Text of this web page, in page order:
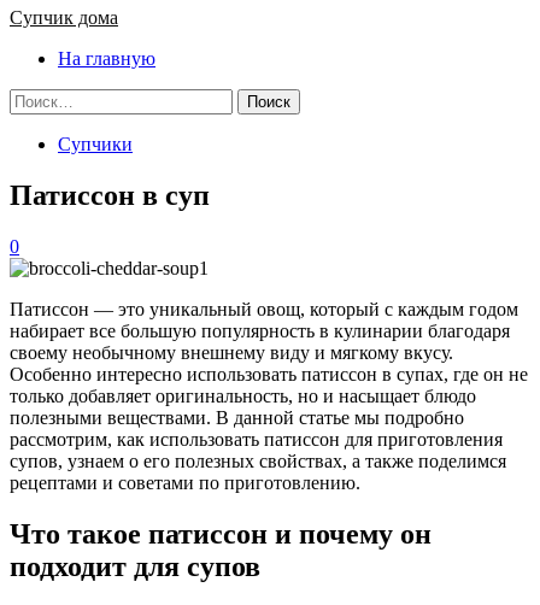
Основное
Супчик дома
На главную
Найти:
Супчики
Патиссон в суп
0
Патиссон — это уникальный овощ, который с каждым годом
набирает все большую популярность в кулинарии благодаря
своему необычному внешнему виду и мягкому вкусу.
Особенно интересно использовать патиссон в супах, где он не
только добавляет оригинальность, но и насыщает блюдо
полезными веществами. В данной статье мы подробно
рассмотрим, как использовать патиссон для приготовления
супов, узнаем о его полезных свойствах, а также поделимся
рецептами и советами по приготовлению.
Что такое патиссон и почему он
подходит для супов